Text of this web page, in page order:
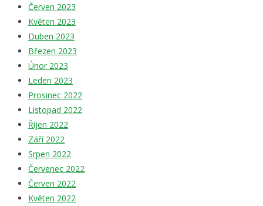
Červen 2023
Květen 2023
Duben 2023
Březen 2023
Únor 2023
Leden 2023
Prosinec 2022
Listopad 2022
Říjen 2022
Září 2022
Srpen 2022
Červenec 2022
Červen 2022
Květen 2022